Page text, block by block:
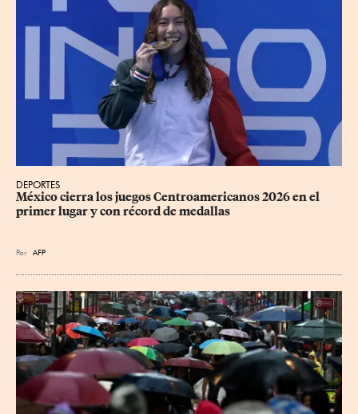
DEPORTES
México cierra los juegos Centroamericanos 2026 en el
primer lugar y con récord de medallas
Por AFP